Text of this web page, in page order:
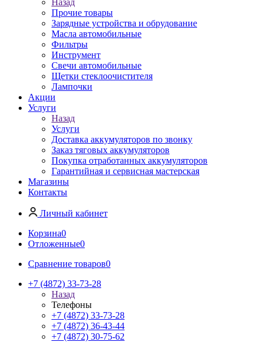
Назад
Прочие товары
Зарядные устройства и обрудование
Масла автомобильные
Фильтры
Инструмент
Свечи автомобильные
Щетки стеклоочистителя
Лампочки
Акции
Услуги
Назад
Услуги
Доставка аккумуляторов по звонку
Заказ тяговых аккумуляторов
Покупка отработанных аккумуляторов
Гарантийная и сервисная мастерская
Магазины
Контакты
Личный кабинет
Корзина0
Отложенные0
Сравнение товаров0
+7 (4872) 33-73-28
Назад
Телефоны
+7 (4872) 33-73-28
+7 (4872) 36-43-44
+7 (4872) 30-75-62